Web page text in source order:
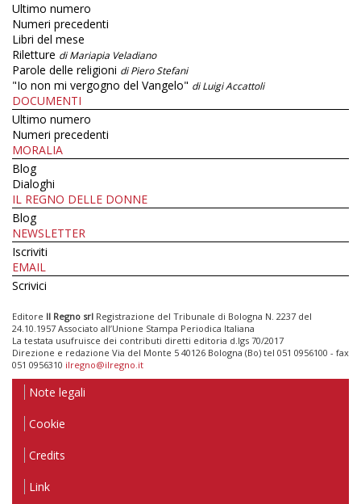
Ultimo numero
Numeri precedenti
Libri del mese
Riletture di Mariapia Veladiano
Parole delle religioni di Piero Stefani
"Io non mi vergogno del Vangelo" di Luigi Accattoli
DOCUMENTI
Ultimo numero
Numeri precedenti
MORALIA
Blog
Dialoghi
IL REGNO DELLE DONNE
Blog
NEWSLETTER
Iscriviti
EMAIL
Scrivici
Editore Il Regno srl Registrazione del Tribunale di Bologna N. 2237 del
24.10.1957 Associato all’Unione Stampa Periodica Italiana
La testata usufruisce dei contributi diretti editoria d.lgs 70/2017
Direzione e redazione Via del Monte 5 40126 Bologna (Bo) tel 051 0956100 - fax
051 0956310 ilregno@ilregno.it
Note legali
Cookie
Credits
Link